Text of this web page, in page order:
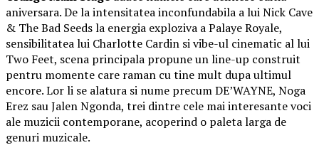
aniversara. De la intensitatea inconfundabila a lui Nick Cave
& The Bad Seeds la energia exploziva a Palaye Royale,
sensibilitatea lui Charlotte Cardin si vibe-ul cinematic al lui
Two Feet, scena principala propune un line-up construit
pentru momente care raman cu tine mult dupa ultimul
encore. Lor li se alatura si nume precum DE’WAYNE, Noga
Erez sau Jalen Ngonda, trei dintre cele mai interesante voci
ale muzicii contemporane, acoperind o paleta larga de
genuri muzicale.